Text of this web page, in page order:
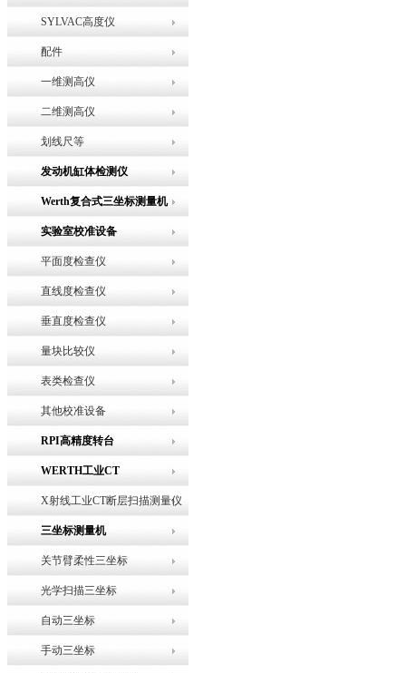
SYLVAC高度仪
配件
一维测高仪
二维测高仪
划线尺等
发动机缸体检测仪
Werth复合式三坐标测量机
实验室校准设备
平面度检查仪
直线度检查仪
垂直度检查仪
量块比较仪
表类检查仪
其他校准设备
RPI高精度转台
WERTH工业CT
X射线工业CT断层扫描测量仪
三坐标测量机
关节臂柔性三坐标
光学扫描三坐标
自动三坐标
手动三坐标